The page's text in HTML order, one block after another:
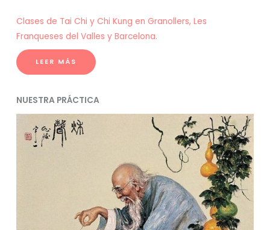
Clases de Tai Chi y Chi Kung en Granollers, Les
Franqueses del Valles y Barcelona.
LEER MÁS
NUESTRA PRÁCTICA